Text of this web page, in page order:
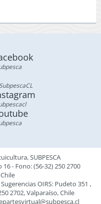
SUBPESCA
- Fono: (56-32) 250 2700
OIRS: Pudeto 351 ,
2702, Valparaíso, Chile